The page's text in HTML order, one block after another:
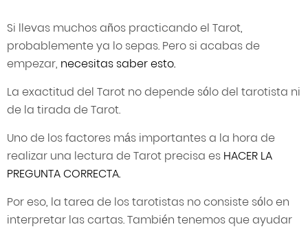
Si llevas muchos años practicando el Tarot,
probablemente ya lo sepas. Pero si acabas de
empezar, necesitas saber esto.
La exactitud del Tarot no depende sólo del tarotista ni
de la tirada de Tarot.
Uno de los factores más importantes a la hora de
realizar una lectura de Tarot precisa es HACER LA
PREGUNTA CORRECTA.
Por eso, la tarea de los tarotistas no consiste sólo en
interpretar las cartas. También tenemos que ayudar